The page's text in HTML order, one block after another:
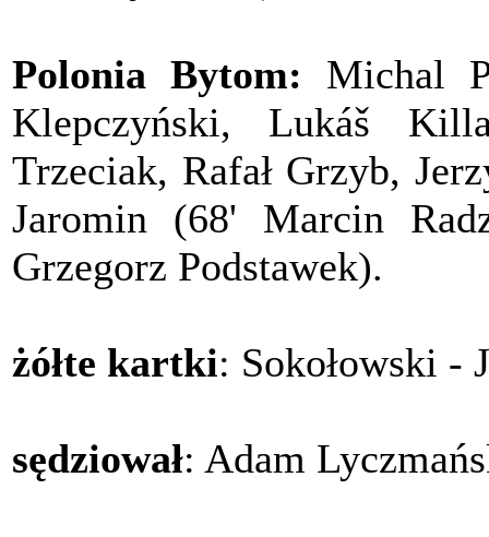
Polonia Bytom: Michal
Klepczyński, Lukáš
Trzeciak, Rafał Grzyb,
Jaromin (68' Marcin
Grzegorz Podstawek).
żółte kartki: Sokołowski -
sędziował: Adam